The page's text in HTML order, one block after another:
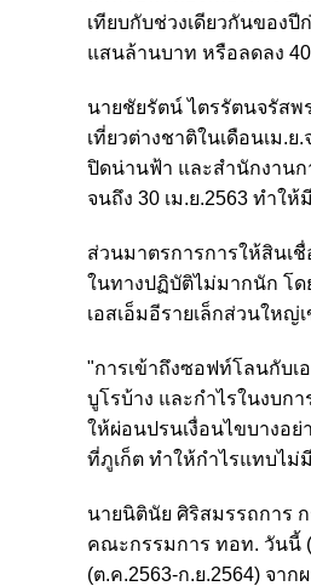
เทียบกับช่วงเดียวกันของ
แสนล้านบาท หรือลดลง
นายชัยรัตน์ ไตรรัตนจรัสพ
เที่ยวต่างชาติในเดือนเม.
ปิดน่านฟ้า และสำนักงานก
จนถึง 30 เม.ย.2563 ทำใ
ส่วนมาตรการการให้สินเ
ในทางปฏิบัติไม่มากนัก โด
เอสเอ็มอีรายเล็กส่วนใหญ่
"การเข้าถึงซอฟท์โลนกับเ
บูโรบ้าง และกำไรในงบก
ให้ผ่อนปรนเงื่อนไขบางอ
ที่ภูเก็ต ทำให้กำไรแทบไม่
นายนิตินัย ศิริสมรรถการ
คณะกรรมการ ทอท. วันนี้
(ต.ค.2563-ก.ย.2564) จา